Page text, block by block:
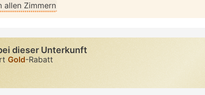
allen Zimmern
dieser Unterkunft
Gold-Rabatt